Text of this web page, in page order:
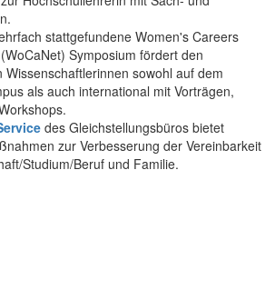
stattgefundene Women's Careers
Symposium fördert den
Wissenschaftlerinnen sowohl auf dem
als auch international mit Vorträgen,
des Gleichstellungsbüros bietet
zur Verbesserung der Vereinbarkeit
Studium/Beruf und Familie.